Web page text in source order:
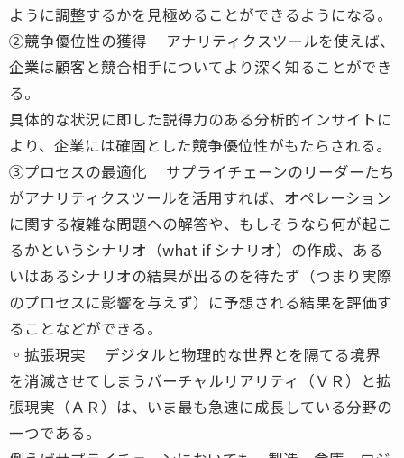
ように調整するかを見極めることができるようになる。
②競争優位性の獲得 アナリティクスツールを使えば、
企業は顧客と競合相手についてより深く知ることができ
る。
具体的な状況に即した説得力のある分析的インサイトに
より、企業には確固とした競争優位性がもたらされる。
③プロセスの最適化 サプライチェーンのリーダーたち
がアナリティクスツールを活用すれば、オペレーション
に関する複雑な問題への解答や、もしそうなら何が起こ
るかというシナリオ（what if シナリオ）の作成、ある
いはあるシナリオの結果が出るのを待たず（つまり実際
のプロセスに影響を与えず）に予想される結果を評価す
ることなどができる。
◦拡張現実 デジタルと物理的な世界とを隔てる境界
を消滅させてしまうバーチャルリアリティ（ＶＲ）と拡
張現実（ＡＲ）は、いま最も急速に成長している分野の
一つである。